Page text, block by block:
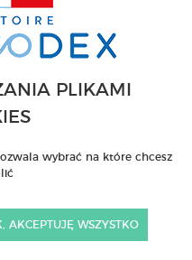
PLIKAMI
wybrać na które chcesz
AKCEPTUJĘ WSZYSTKO